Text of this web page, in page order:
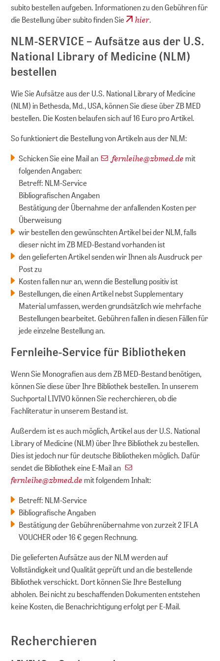
subito bestellen aufgeben. Informationen zu den Gebühren für
die Bestellung über subito finden Sie
hier.
NLM-SERVICE – Aufsätze aus der U.S.
National Library of Medicine (NLM)
bestellen
Wie Sie Aufsätze aus der U.S. National Library of Medicine
(NLM) in Bethesda, Md., USA, können Sie diese über ZB MED
bestellen. Die Kosten belaufen sich auf 16 Euro pro Artikel.
So funktioniert die Bestellung von Artikeln aus der NLM:
Schicken Sie eine Mail an
fernleihe@zbmed.de mit
folgenden Angaben:
Betreff: NLM-Service
Bibliografischen Angaben
Bestätigung der Übernahme der anfallenden Kosten per
Überweisung
wir bestellen den gewünschten Artikel bei der NLM, falls
dieser nicht im ZB MED-Bestand vorhanden ist
den gelieferten Artikel senden wir Ihnen als Ausdruck per
Post zu
Kosten fallen nur an, wenn die Bestellung positiv ist
Bestellungen, die einen Artikel nebst Supplementary
Material umfassen, werden grundsätzlich wie mehrfache
Bestellungen bearbeitet. Gebühren fallen in diesen Fällen für
jede einzelne Bestellung an.
Fernleihe-Service für Bibliotheken
Wenn Sie Monografien aus dem ZB MED-Bestand benötigen,
können Sie diese über Ihre Bibliothek bestellen. In unserem
Suchportal LIVIVO können Sie recherchieren, ob die
Fachliteratur in unserem Bestand ist.
Außerdem ist es auch möglich, Artikel aus der U.S. National
Library of Medicine (NLM) über Ihre Bibliothek zu bestellen.
Dies ist jedoch nur für deutsche Bibliotheken möglich. Dafür
sendet die Bibliothek eine E-Mail an
fernleihe@zbmed.de mit folgendem Inhalt:
Betreff: NLM-Service
Bibliografische Angaben
Bestätigung der Gebührenübernahme von zurzeit 2 IFLA
VOUCHER oder 16 € gegen Rechnung.
Die gelieferten Aufsätze aus der NLM werden auf
Vollständigkeit und Qualität geprüft und an die bestellende
Bibliothek verschickt. Dort können Sie Ihre Bestellung
abholen. Bei nicht zu beschaffenden Dokumenten entstehen
keine Kosten, die Benachrichtigung erfolgt per E-Mail.
Recherchieren